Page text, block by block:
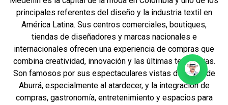
principales referentes del diseño y la industria textil en
América Latina. Sus centros comerciales, boutiques,
tiendas de diseñadores y marcas nacionales e
internacionales ofrecen una experiencia de compras que
combina creatividad, innovación y las últimas tendencias.
Son famosos por sus espectaculares vistas del Valle de
Aburrá, especialmente al atardecer, y la integración de
compras, gastronomía, entretenimiento y espacios para